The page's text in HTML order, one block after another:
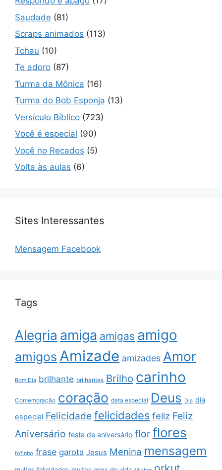
Saudade (81)
Scraps animados (113)
Tchau (10)
Te adoro (87)
Turma da Mônica (16)
Turma do Bob Esponja (13)
Versículo Bíblico (723)
Você é especial (90)
Você no Recados (5)
Volta às aulas (6)
Sites Interessantes
Mensagem Facebook
Tags
Alegria amiga amigas amigo
amigos Amizade amizades Amor
Bom Dia brilhante brilhantes Brilho carinho
Comemoração coração data especial Deus Dia dia
especial Felicidade felicidades feliz Feliz
Aniversário festa de aniversário flor flores
fofinho frase garota Jesus Menina mensagem